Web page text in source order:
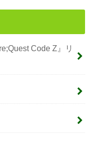
Code Z』リ